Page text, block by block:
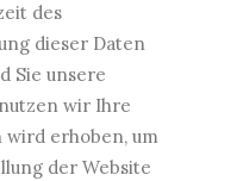
des
dieser Daten
Sie unsere
wir Ihre
wird erhoben, um
der Website